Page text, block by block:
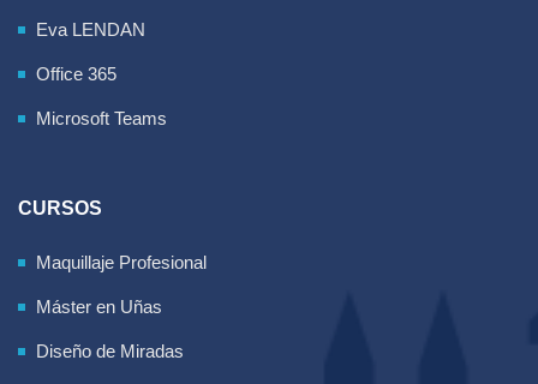
Eva LENDAN
Office 365
Microsoft Teams
CURSOS
Maquillaje Profesional
Máster en Uñas
Diseño de Miradas